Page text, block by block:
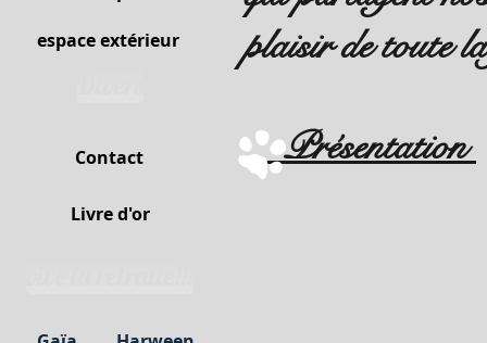
plaisir de toute
Présentation
espace extérieur
Contact
Livre d'or